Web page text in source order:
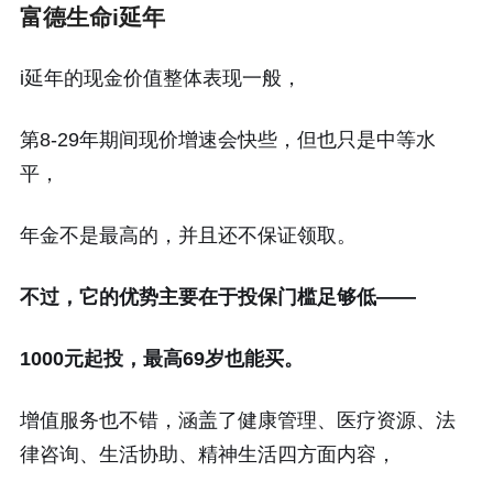
富德生命i延年
i延年的现金价值整体表现一般，
第8-29年期间现价增速会快些，但也只是中等水
平，
年金不是最高的，并且还不保证领取。
不过，它的优势主要在于投保门槛足够低——
1000元起投，最高69岁也能买。
增值服务也不错，涵盖了健康管理、医疗资源、法
律咨询、生活协助、精神生活四方面内容，